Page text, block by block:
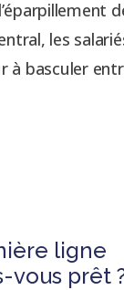
les
à basculer
ligne
vous prêt